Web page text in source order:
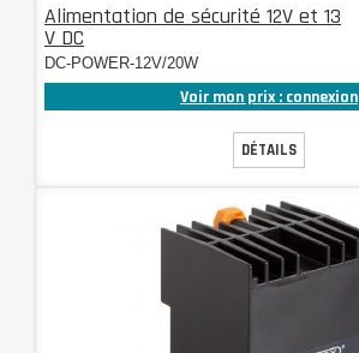
Alimentation de sécurité 12V et 13
V DC
DC-POWER-12V/20W
Voir mon prix : connexion
DÉTAILS